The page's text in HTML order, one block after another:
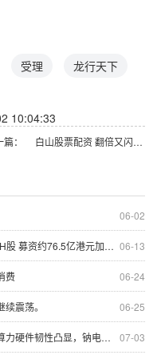
受理 龙行天下
10:04:33
： 白山股票配资 翻倍又闪崩! AI故事讲不下去了?
06-02
06-13
约76.5亿港元加速全球布局
06-24
费
06-25
震荡。
07-03
凸显，钠电池再迎重磅催化